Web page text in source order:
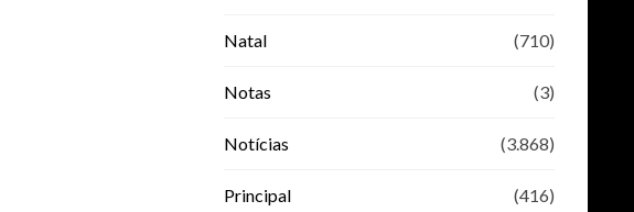
Natal (710)
Notas (3)
Notícias (3.868)
Principal (416)